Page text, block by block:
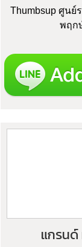
Thumbsup ศูน
พฤก
แกรน